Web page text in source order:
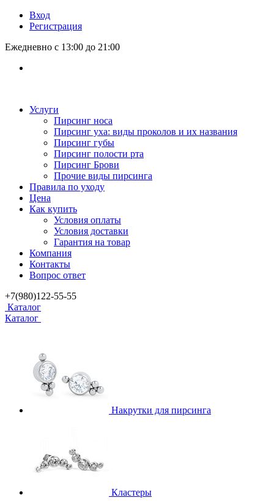
Вход
Регистрация
Ежедневно с 13:00 до 21:00
Услуги
Пирсинг носа
Пирсинг уха: виды проколов и их названия
Пирсинг губы
Пирсинг полости рта
Пирсинг Брови
Прочие виды пирсинга
Правила по уходу
Цена
Как купить
Условия оплаты
Условия доставки
Гарантия на товар
Компания
Контакты
Вопрос ответ
+7(980)122-55-55
Каталог
Каталог
Накрутки для пирсинга
Кластеры